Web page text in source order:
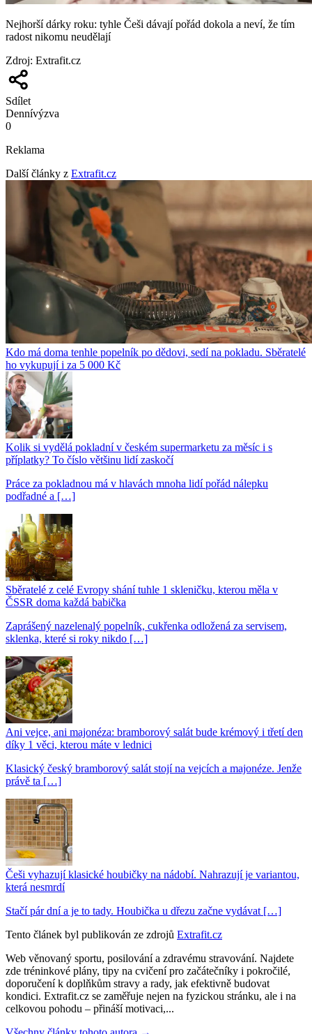
Nejhorší dárky roku: tyhle Češi dávají pořád dokola a neví, že tím
radost nikomu neudělají
Zdroj: Extrafit.cz
Sdílet
Dennívýzva
0
Reklama
Další články z Extrafit.cz
Kdo má doma tenhle popelník po dědovi, sedí na pokladu. Sběratelé
ho vykupují i za 5 000 Kč
Kolik si vydělá pokladní v českém supermarketu za měsíc i s
příplatky? To číslo většinu lidí zaskočí
Práce za pokladnou má v hlavách mnoha lidí pořád nálepku
podřadné a […]
Sběratelé z celé Evropy shání tuhle 1 skleničku, kterou měla v
ČSSR doma každá babička
Zaprášený nazelenalý popelník, cukřenka odložená za servisem,
sklenka, které si roky nikdo […]
Ani vejce, ani majonéza: bramborový salát bude krémový i třetí den
díky 1 věci, kterou máte v lednici
Klasický český bramborový salát stojí na vejcích a majonéze. Jenže
právě ta […]
Češi vyhazují klasické houbičky na nádobí. Nahrazují je variantou,
která nesmrdí
Stačí pár dní a je to tady. Houbička u dřezu začne vydávat […]
Tento článek byl publikován ze zdrojů Extrafit.cz
Web věnovaný sportu, posilování a zdravému stravování. Najdete
zde tréninkové plány, tipy na cvičení pro začátečníky i pokročilé,
doporučení k doplňkům stravy a rady, jak efektivně budovat
kondici. Extrafit.cz se zaměřuje nejen na fyzickou stránku, ale i na
celkovou pohodu – přináší motivaci,...